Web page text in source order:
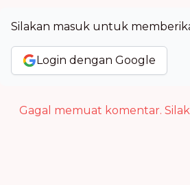
Silakan masuk untuk
Login dengan Google
Gagal memuat komentar.